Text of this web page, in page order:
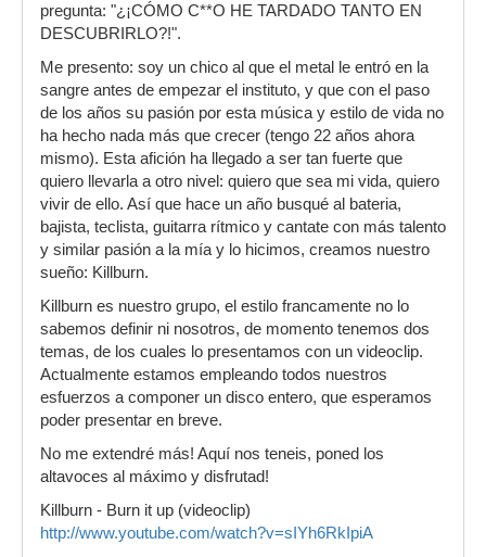
pregunta: "¿¡CÓMO C**O HE TARDADO TANTO EN
DESCUBRIRLO?!".
Me presento: soy un chico al que el metal le entró en la
sangre antes de empezar el instituto, y que con el paso
de los años su pasión por esta música y estilo de vida no
ha hecho nada más que crecer (tengo 22 años ahora
mismo). Esta afición ha llegado a ser tan fuerte que
quiero llevarla a otro nivel: quiero que sea mi vida, quiero
vivir de ello. Así que hace un año busqué al bateria,
bajista, teclista, guitarra rítmico y cantate con más talento
y similar pasión a la mía y lo hicimos, creamos nuestro
sueño: Killburn.
Killburn es nuestro grupo, el estilo francamente no lo
sabemos definir ni nosotros, de momento tenemos dos
temas, de los cuales lo presentamos con un videoclip.
Actualmente estamos empleando todos nuestros
esfuerzos a componer un disco entero, que esperamos
poder presentar en breve.
No me extendré más! Aquí nos teneis, poned los
altavoces al máximo y disfrutad!
Killburn - Burn it up (videoclip)
http://www.youtube.com/watch?v=sIYh6RkIpiA